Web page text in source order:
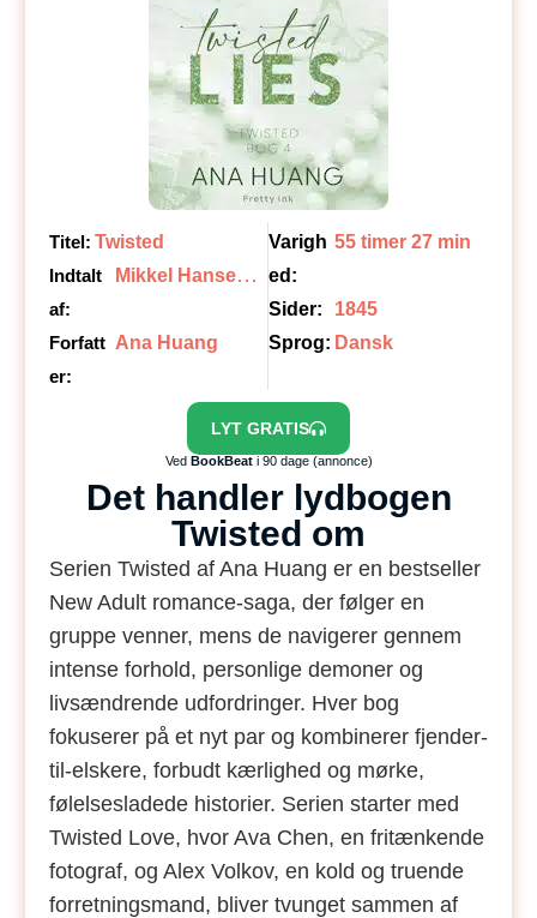
Titel: Twisted
Indtalt
af:
M
ikkel Hansen, Laura Uldahl
Forfatt
er:
Ana Huang
Varigh
ed:
55 timer 27 min
Sider:
1845
Sprog: Dansk
LYT GRATIS
Ved BookBeati 90 dage (annonce)
Det handler lydbogen
Twisted om
Serien Twisted af Ana Huang er en bestseller
New Adult romance-saga, der følger en
gruppe venner, mens de navigerer gennem
intense forhold, personlige demoner og
livsændrende udfordringer. Hver bog
fokuserer på et nyt par og kombinerer fjender-
til-elskere, forbudt kærlighed og mørke,
følelsesladede historier. Serien starter med
Twisted Love, hvor Ava Chen, en fritænkende
fotograf, og Alex Volkov, en kold og truende
forretningsmand, bliver tvunget sammen af